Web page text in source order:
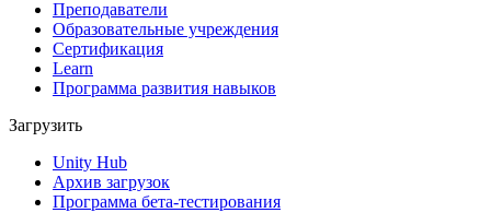
XR-игры
Запускайте XR-игры на разных платформах
Многопользовательские игры
Упрощенное создание многопользовательских игр
Преподаватели
Образовательные учреждения
Сертификация
Learn
Программа развития навыков
Загрузить
Unity Hub
Архив загрузок
Программа бета-тестирования